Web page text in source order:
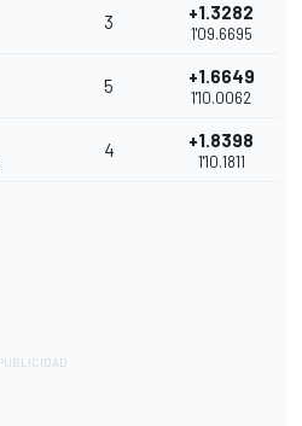
3 +1.3282
1'09.6695
5 +1.6649
1'10.0062
4 +1.8398
1'10.1811